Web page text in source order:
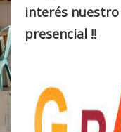
interés
presencial !!